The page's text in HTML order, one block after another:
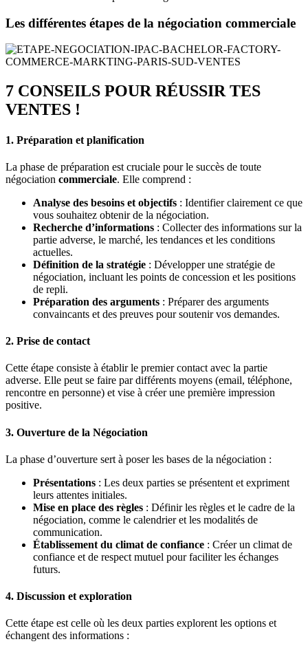
Les différentes étapes de la négociation commerciale
7 CONSEILS POUR RÉUSSIR TES
VENTES !
1. Préparation et planification
La phase de préparation est cruciale pour le succès de toute
négociation commerciale. Elle comprend :
Analyse des besoins et objectifs : Identifier clairement ce que
vous souhaitez obtenir de la négociation.
Recherche d’informations : Collecter des informations sur la
partie adverse, le marché, les tendances et les conditions
actuelles.
Définition de la stratégie : Développer une stratégie de
négociation, incluant les points de concession et les positions
de repli.
Préparation des arguments : Préparer des arguments
convaincants et des preuves pour soutenir vos demandes.
2. Prise de contact
Cette étape consiste à établir le premier contact avec la partie
adverse. Elle peut se faire par différents moyens (email, téléphone,
rencontre en personne) et vise à créer une première impression
positive.
3. Ouverture de la Négociation
La phase d’ouverture sert à poser les bases de la négociation :
Présentations : Les deux parties se présentent et expriment
leurs attentes initiales.
Mise en place des règles : Définir les règles et le cadre de la
négociation, comme le calendrier et les modalités de
communication.
Établissement du climat de confiance : Créer un climat de
confiance et de respect mutuel pour faciliter les échanges
futurs.
4. Discussion et exploration
Cette étape est celle où les deux parties explorent les options et
échangent des informations :